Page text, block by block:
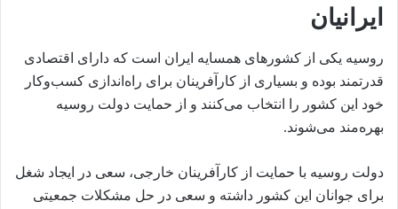
ایرانیان
روسیه یکی از کشورهای همسایه ایران است که دارای اقتصادی
قدرتمند بوده و بسیاری از کارآفرینان برای راه‌اندازی کسب‌وکار
خود این کشور را انتخاب می‌کنند و از حمایت دولت روسیه
بهره‌مند می‌شوند.
دولت روسیه با حمایت از کارآفرینان خارجی، سعی در ایجاد شغل
برای جوانان این کشور داشته و سعی در حل مشکلات جمعیتی